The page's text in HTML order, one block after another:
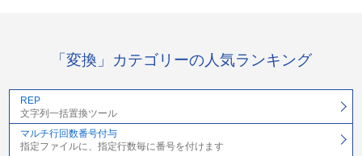
「変換」カテゴリーの人気ランキング
REP
文字列一括置換ツール
マルチ行回数番号付与
指定ファイルに、指定行数毎に番号を付けます